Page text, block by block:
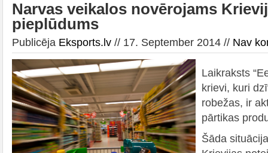
Narvas veikalos novērojams
pieplūdums
Publicēja Eksports.lv // 17. September 2014 // Nav
Laikraksts
krievi, kuri
robežas, ir
pārtikas
Šāda